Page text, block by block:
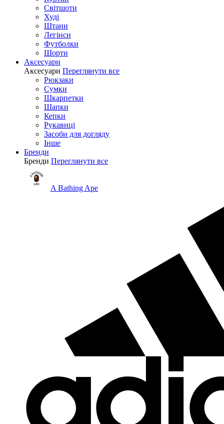
Світшоти
Худі
Штани
Легінси
Футболки
Шорти
Аксесуари
Аксесуари Переглянути все
Рюкзаки
Сумки
Шкарпетки
Шапки
Кепки
Рукавиці
Засоби для догляду
Інше
Бренди
Бренди Переглянути все
A Bathing Ape